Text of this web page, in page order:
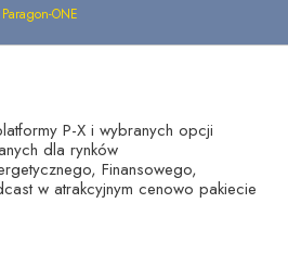
ONE
P-X i wybranych opcji
dla rynków
Finansowego,
w atrakcyjnym cenowo pakiecie